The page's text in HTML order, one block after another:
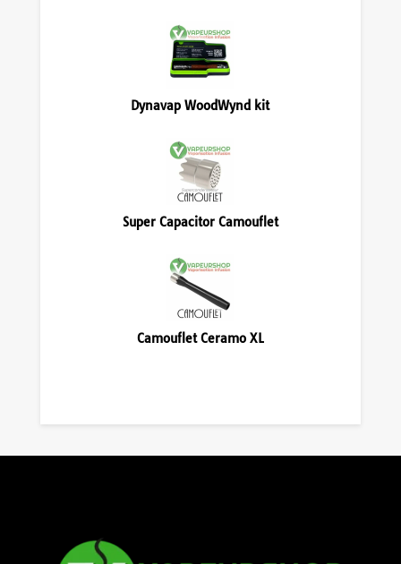
Dynavap WoodWynd kit
Super Capacitor Camouflet
Camouflet Ceramo XL